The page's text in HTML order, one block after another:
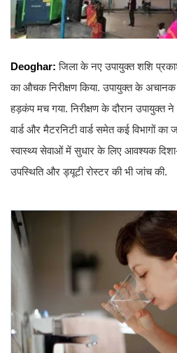
Deoghar: जिला के नए उपायुक्त शशि
का औचक निरीक्षण किया. उपायुक्त के
हड़कंप मच गया. निरीक्षण के दौरान उपायुक्त
वार्ड और मैटरनिटी वार्ड समेत कई विभागों का
स्वास्थ्य सेवाओं में सुधार के लिए आवश्यक दिशा-
उपस्थिति और ड्यूटी रोस्टर की भी जांच की.